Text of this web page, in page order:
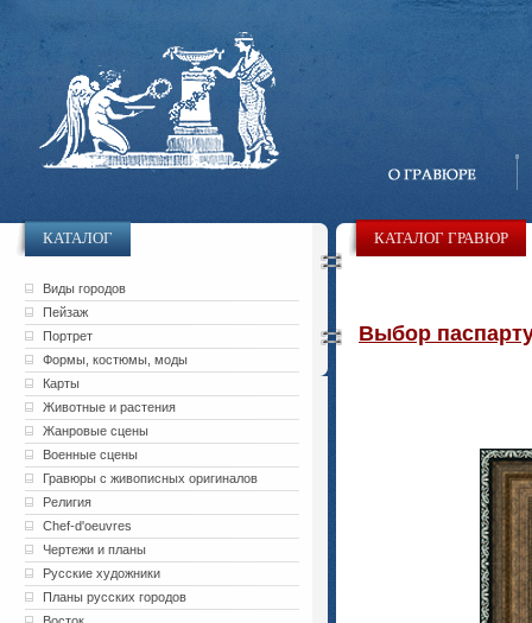
КАТАЛОГ
Виды городов
Пейзаж
Портрет
Формы, костюмы, моды
Карты
Животные и растения
Жанровые сцены
Военные сцены
Гравюры с живописных оригиналов
Религия
Chef-d'oeuvres
Чертежи и планы
Русские художники
Планы русских городов
КАТАЛОГ ГРАВЮР
Выбор